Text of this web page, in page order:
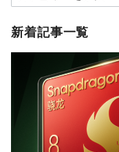
テ
ゴ
新着記事一覧